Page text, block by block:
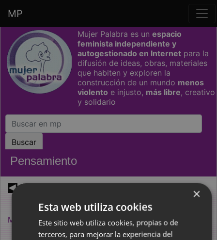
Saltar grupo de enlaces
MP
Mujer Palabra es un espacio
feminista independiente y
autogestionado en Internet para la
difusión de ideas, obras, materiales
que habiten y exploren la
construcción de un mundo menos
violento e injusto, más libre, creativo
y solidario
Pensamiento
Sociedad, economía, filosofía y política
Mutando....
×
Esta web utiliza cookies
Este sitio web utiliza cookies, propias o de
terceros, para mejorar la experiencia del